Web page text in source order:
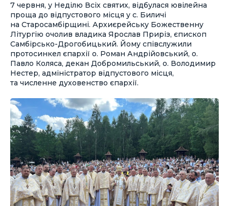
7 червня, у Неділю Всіх святих, відбулася ювілейна
проща до відпустового місця у с. Биличі
на Старосамбірщині. Архиєрейську Божественну
Літургію очолив владика Ярослав Приріз, єпископ
Самбірсько-Дрогобицький. Йому співслужили
протосинкел єпархії о. Роман Андрійовський, о.
Павло Коляса, декан Добромильський, о. Володимир
Нестер, адміністратор відпустового місця,
та численне духовенство єпархії.